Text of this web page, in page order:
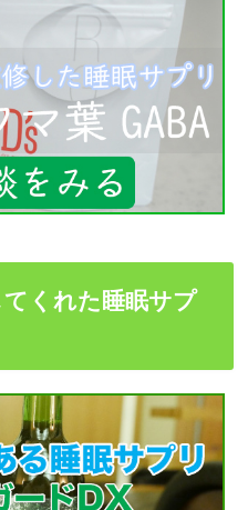
くれた睡眠サプ